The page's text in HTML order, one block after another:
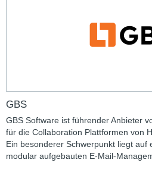
GBS
GBS Software ist führender Anbieter
für die Collaboration Plattformen von
Ein besonderer Schwerpunkt liegt auf
modular aufgebauten E-Mail-